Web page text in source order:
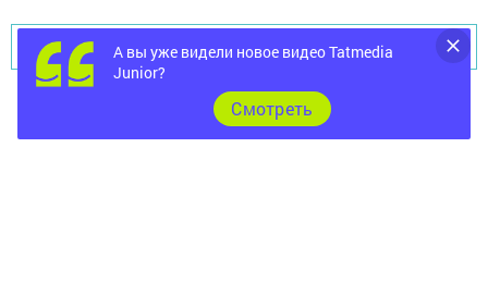
Перейти на страницу новости
А вы уже видели новое видео Tatmedia
Junior?
Cмотреть